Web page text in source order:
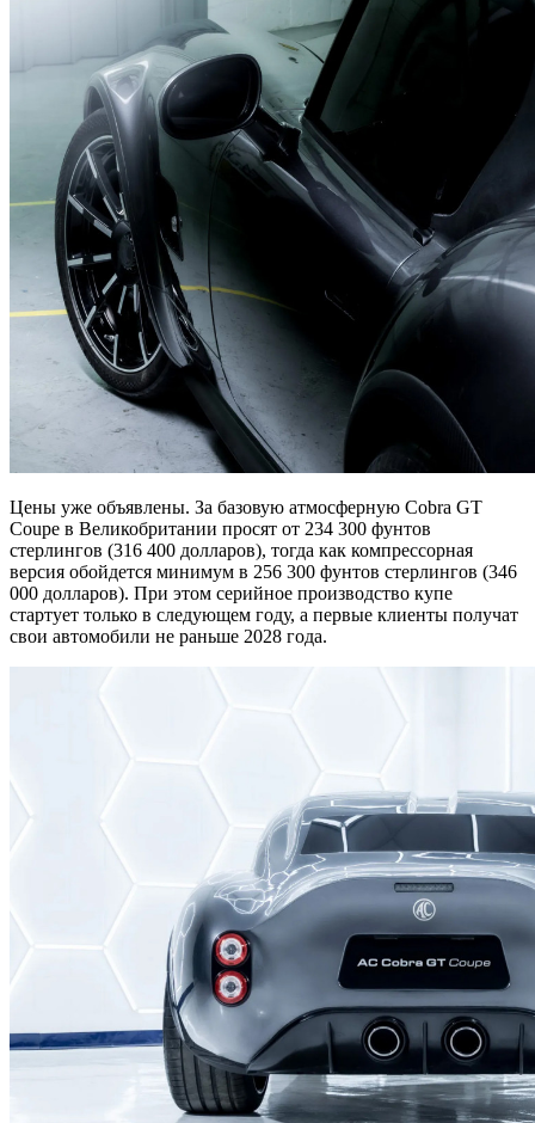
Цены уже объявлены. За базовую атмосферную Cobra GT
Coupe в Великобритании просят от 234 300 фунтов
стерлингов (316 400 долларов), тогда как компрессорная
версия обойдется минимум в 256 300 фунтов стерлингов (346
000 долларов). При этом серийное производство купе
стартует только в следующем году, а первые клиенты получат
свои автомобили не раньше 2028 года.